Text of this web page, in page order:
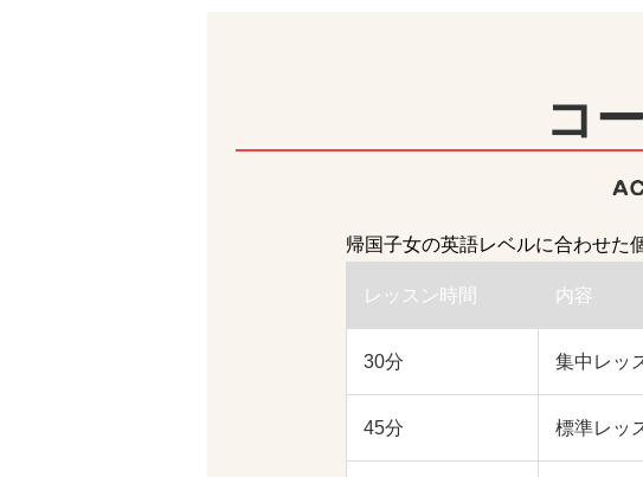
コ
帰国子女の英語レベルに合わせた
レッスン時間 内容
30分 集中レッ
45分 標準レッ